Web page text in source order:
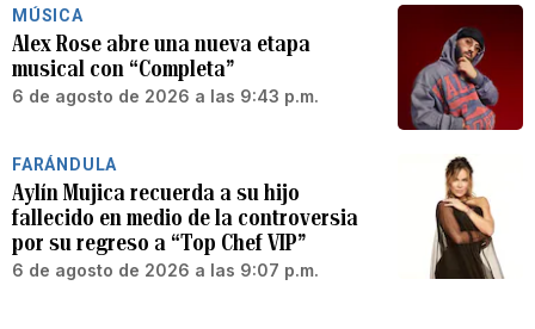
MÚSICA
Alex Rose abre una nueva etapa
musical con “Completa”
6 de agosto de 2026 a las 9:43 p.m.
FARÁNDULA
Aylín Mujica recuerda a su hijo
fallecido en medio de la controversia
por su regreso a “Top Chef VIP”
6 de agosto de 2026 a las 9:07 p.m.